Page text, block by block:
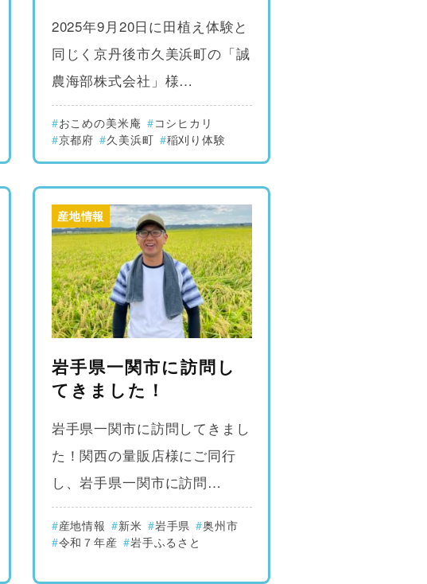
2025年9月20日に田植え体験と
同じく京丹後市久美浜町の「誠
農海部株式会社」様…
おこめの美米庵
コシヒカリ
京都府
久美浜町 稲刈り体験
産地情報
岩手県一関市に訪問し
てきました！
岩手県一関市に訪問してきまし
た！関西の量販店様にご同行
し、岩手県一関市に訪問…
産地情報 新米 岩手県
奥州市
令和７年産
岩手ふるさと